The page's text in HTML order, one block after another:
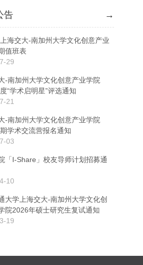
告 →
海交大-南加州大学文化创意产业
值班表
29
-南加州大学文化创意产业学院
“学术启明星”评选通知
21
-南加州大学文化创意产业学院
学术交流营报名通知
03
「I-Share」校友导师计划招募通
10
大学上海交大-南加州大学文化创
院2026年硕士研究生复试通知
19